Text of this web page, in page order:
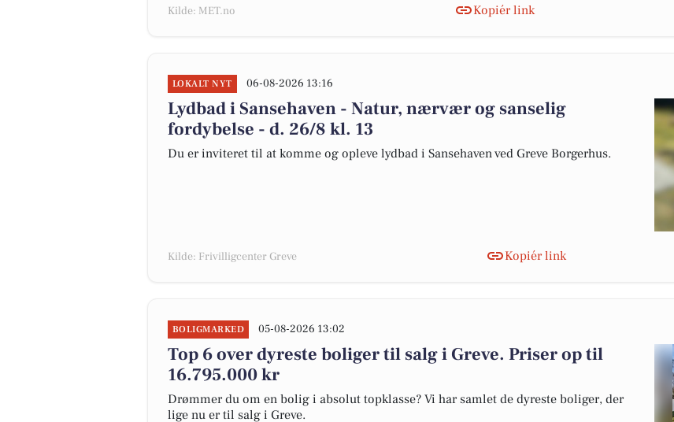
Kilde: MET.no Kopiér link
LOKALT NYT 06-08-2026 13:16
Lydbad i Sansehaven - Natur, nærvær og sanselig
fordybelse - d. 26/8 kl. 13
Du er inviteret til at komme og opleve lydbad i Sansehaven ved Greve Borgerhus.
Kilde: Frivilligcenter Greve Kopiér link
BOLIGMARKED 05-08-2026 13:02
Top 6 over dyreste boliger til salg i Greve. Priser op til
16.795.000 kr
Drømmer du om en bolig i absolut topklasse? Vi har samlet de dyreste boliger, der
lige nu er til salg i Greve.